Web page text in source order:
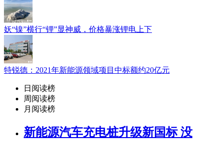
妖“镍”横行“锂”显神威，价格暴涨锂电上下
特锐德：2021年新能源领域项目中标额约20亿元
日阅读榜
周阅读榜
月阅读榜
新能源汽车充电桩升级新国标 没